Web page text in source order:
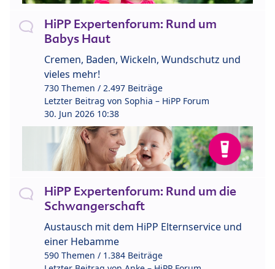
HiPP Expertenforum: Rund um
Babys Haut
Cremen, Baden, Wickeln, Wundschutz und
vieles mehr!
730 Themen / 2.497 Beiträge
Letzter Beitrag von Sophia – HiPP Forum
30. Jun 2026 10:38
HiPP Expertenforum: Rund um die
Schwangerschaft
Austausch mit dem HiPP Elternservice und
einer Hebamme
590 Themen / 1.384 Beiträge